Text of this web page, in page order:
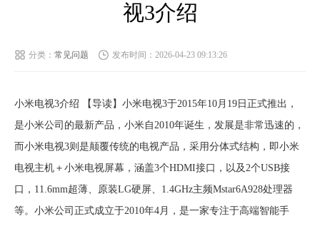
视3介绍
分类： 常见问题 发布时间：2026-04-23 09:13:26
小米电视3介绍 【导读】小米电视3于2015年10月19日正式推出，
是小米公司的最新产品，小米自2010年诞生，发展是非常迅速的，
而小米电视3则是颠覆传统的电视产品，采用分体式结构，即小米
电视主机＋小米电视屏幕，涵盖3个HDMI接口，以及2个USB接
口，11.6mm超薄、原装LG硬屏、1.4GHz主频Mstar6A928处理器
等。小米公司正式成立于2010年4月，是一家专注于高端智能手